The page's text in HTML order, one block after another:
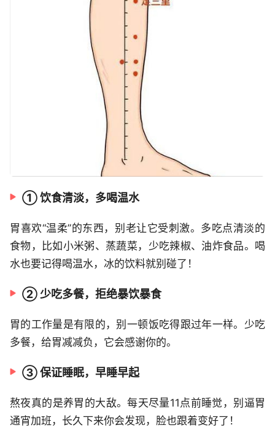
① 饮食清淡，多喝温水
胃喜欢“温柔”的东西，别老让它受刺激。多吃点清淡的
食物，比如小米粥、蒸蔬菜，少吃辣椒、油炸食品。喝
水也要记得喝温水，冰的饮料就别碰了！
② 少吃多餐，拒绝暴饮暴食
胃的工作量是有限的，别一顿饭吃得跟过年一样。少吃
多餐，给胃减减负，它会感谢你的。
③ 保证睡眠，早睡早起
熬夜真的是养胃的大敌。每天尽量11点前睡觉，别逼胃
通宵加班，长久下来你会发现，脸也跟着变好了！